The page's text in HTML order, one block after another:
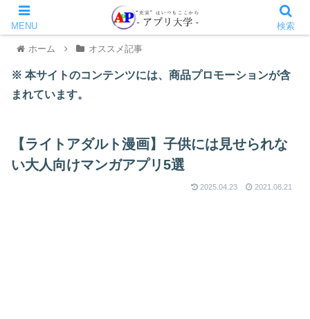
ホーム オススメ記事
※ 本サイトのコンテンツには、商品プロモーションが含
まれています。
【ライトアダルト漫画】子供には見せられな
い大人向けマンガアプリ5選
2025.04.23 2021.08.21
MENU 検索